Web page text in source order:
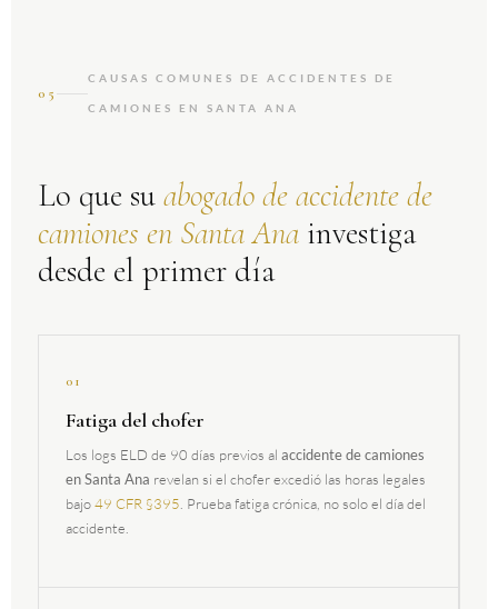
05
CAUSAS COMUNES DE ACCIDENTES DE
CAMIONES EN SANTA ANA
Lo que su abogado de accidente de
camiones en Santa Ana investiga
desde el primer día
01
Fatiga del chofer
Los logs ELD de 90 días previos al accidente de camiones
en Santa Ana revelan si el chofer excedió las horas legales
bajo49 CFR §395 . Prueba fatiga crónica, no solo el día del
accidente.